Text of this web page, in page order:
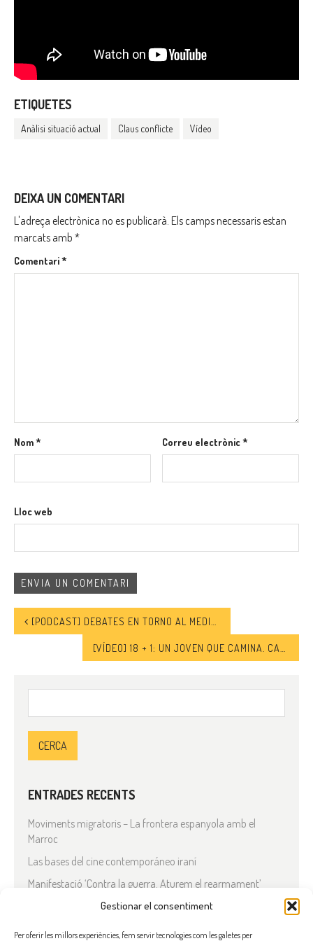
Gestionar el consentiment
Per oferir les millors experiències, fem servir tecnologies com les galetes per
ETIQUETES
Anàlisi situació actual Claus conflicte Vídeo
DEIXA UN COMENTARI
L'adreça electrònica no es publicarà. Els camps necessaris estan
marcats amb *
Comentari*
Nom* Correu electrònic*
Lloc web
[PODCAST] DEBATES EN TORNO AL MEDITERRÁNEO. SESIÓN 1. ASUNTOS MIGRATORIOS
ENTRADES RECENTS
Moviments migratoris – La frontera espanyola amb el
Marroc
Las bases del cine contemporáneo iraní
Manifestació ‘Contra la guerra. Aturem el rearmament’
En solidaritat amb el Líban
Què està passant a l’Iran?